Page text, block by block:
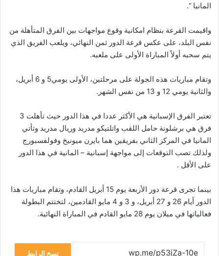
المانيا “.
واقيمت القرعة بنظام امكانية وقوع مواجهات بين الفرق المتأهلة من
نفس البلد، على عكس قرعة الدور ثمن النهائي، ويلعب الفريق الذي
يتم سحبه أولاً المباراة الأولى على ملعبه.
وتقام مباريات هذه الجولة على مرحلتين، الأولى يومي5 و 6 أبريل،
والثانية يومي 12 و 13 من نفس الشهر.
تعتبر الفرق الإسبانية هي الأكثر عددا في هذا الدور حيث تأهلت 3
فرق هي برشلونة حامل اللقب واتلتيكو مدريد وريال مدريد وتأتي
المانيا في المركز الثاني بفريقين هما بايرن ميونيخ وفولفسبورج
ولذلك تصب التوقعات إلى مواجهة إسبانية – المانية في هذا الدور
على الأقل .
بينما تجرى قرعة دور الأربعة يوم 15 أبريل القادم، وتقام مباريات هذا
الدور أيام 26 و 27 أبريل، و 3 و 4 مايو القادمين، لتختتم البطولة
فعالياتها في ميلان يوم 28 مايو القادم في المباراة النهائية.
نسخ الرابط